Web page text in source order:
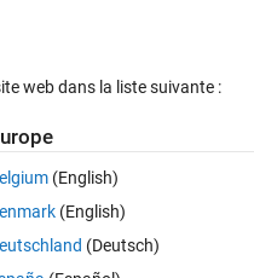
in MATLAB 2012b or
MI etc)... I have searched it
web dans la liste suivante :
(English)
(English)
(Deutsch)